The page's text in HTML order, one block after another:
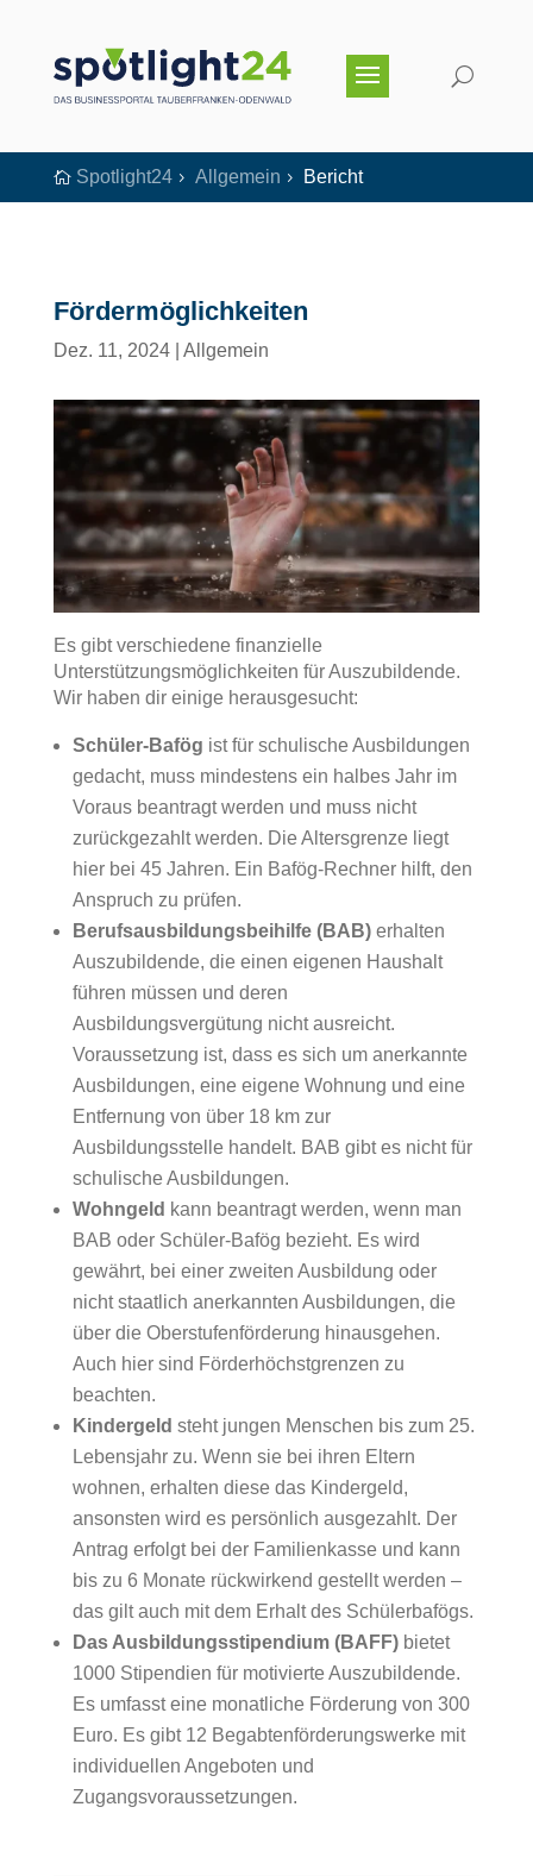
 Spotlight245 Allgemein 5 Bericht
Fördermöglichkeiten
Dez. 11, 2024| Allgemein
Es gibt verschiedene finanzielle
Unterstützungsmöglichkeiten für Auszubildende.
Wir haben dir einige herausgesucht:
Schüler-Bafög ist für schulische Ausbildungen
gedacht, muss mindestens ein halbes Jahr im
Voraus beantragt werden und muss nicht
zurückgezahlt werden. Die Altersgrenze liegt
hier bei 45 Jahren. Ein Bafög-Rechner hilft, den
Anspruch zu prüfen.
Berufsausbildungsbeihilfe (BAB)erhalten
Auszubildende, die einen eigenen Haushalt
führen müssen und deren
Ausbildungsvergütung nicht ausreicht.
Voraussetzung ist, dass es sich um anerkannte
Ausbildungen, eine eigene Wohnung und eine
Entfernung von über 18 km zur
Ausbildungsstelle handelt. BAB gibt es nicht für
schulische Ausbildungen.
Wohngeld kann beantragt werden, wenn man
BAB oder Schüler-Bafög bezieht. Es wird
gewährt, bei einer zweiten Ausbildung oder
nicht staatlich anerkannten Ausbildungen, die
über die Oberstufenförderung hinausgehen.
Auch hier sind Förderhöchstgrenzen zu
beachten.
Kindergeld steht jungen Menschen bis zum 25.
Lebensjahr zu. Wenn sie bei ihren Eltern
wohnen, erhalten diese das Kindergeld,
ansonsten wird es persönlich ausgezahlt. Der
Antrag erfolgt bei der Familienkasse und kann
bis zu 6 Monate rückwirkend gestellt werden –
das gilt auch mit dem Erhalt des Schülerbafögs.
Das Ausbildungsstipendium (BAFF)bietet
1000 Stipendien für motivierte Auszubildende.
Es umfasst eine monatliche Förderung von 300
Euro. Es gibt 12 Begabtenförderungswerke mit
individuellen Angeboten und
Zugangsvoraussetzungen.